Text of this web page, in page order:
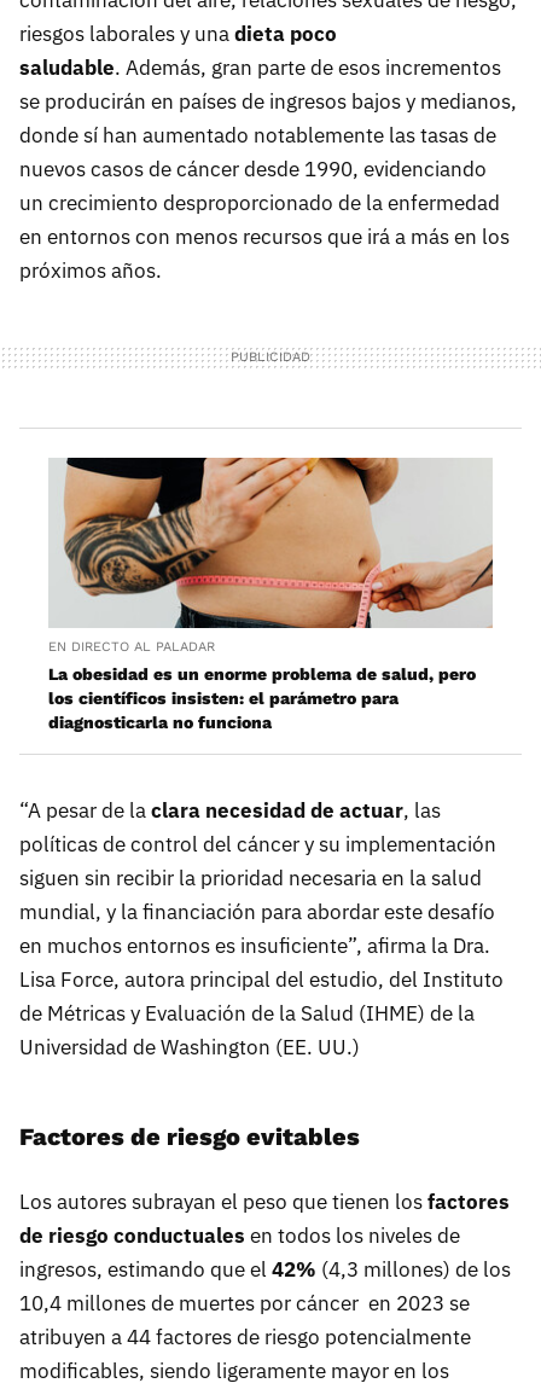
riesgos laborales y unadieta poco
saludable. Además, gran parte de esos incrementos
se producirán en países de ingresos bajos y medianos,
donde sí han aumentado notablemente las tasas de
nuevos casos de cáncer desde 1990, evidenciando
un crecimiento desproporcionado de la enfermedad
en entornos con menos recursos que irá a más en los
próximos años.
EN DIRECTO AL PALADAR
La obesidad es un enorme problema de salud, pero
los científicos insisten: el parámetro para
diagnosticarla no funciona
“A pesar de laclara necesidad de actuar, las
políticas de control del cáncer y su implementación
siguen sin recibir la prioridad necesaria en la salud
mundial, y la financiación para abordar este desafío
en muchos entornos es insuficiente”, afirma la Dra.
Lisa Force, autora principal del estudio, del Instituto
de Métricas y Evaluación de la Salud (IHME) de la
Universidad de Washington (EE. UU.)
Factores de riesgo evitables
Los autores subrayan el peso que tienen losfactores
de riesgo conductuales en todos los niveles de
ingresos, estimando que el 42% (4,3 millones) de los
10,4 millones de muertes por cáncer en 2023 se
atribuyen a 44 factores de riesgo potencialmente
modificables, siendo ligeramente mayor en los